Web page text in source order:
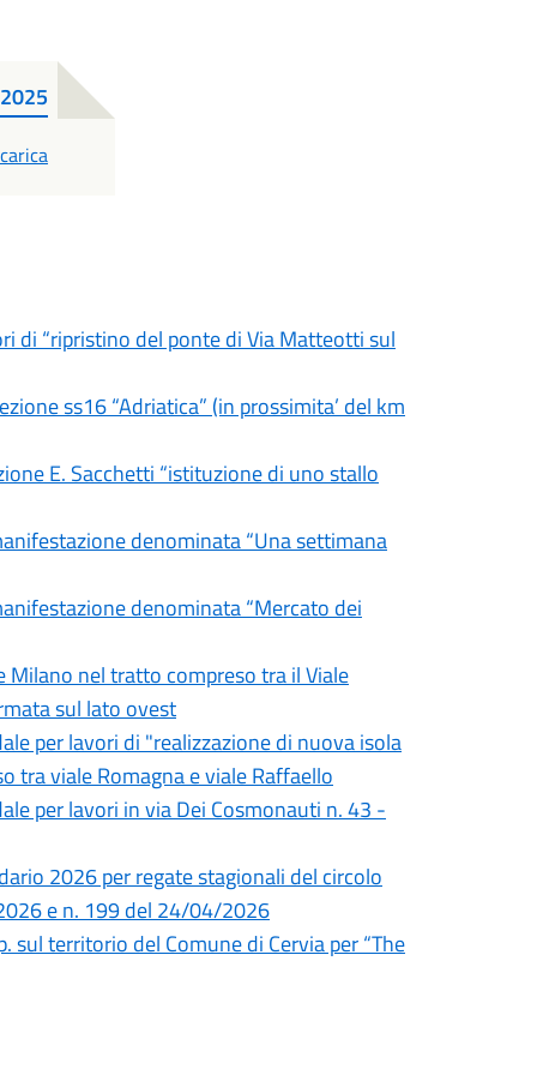
di “ripristino del ponte di Via Matteotti sul
ss16 “Adriatica” (in prossimita’ del km
E. Sacchetti “istituzione di uno stallo
denominata “Una settimana
denominata “Mercato dei
Milano nel tratto compreso tra il Viale
sul lato ovest
per lavori di "realizzazione di nuova isola
tra viale Romagna e viale Raffaello
per lavori in via Dei Cosmonauti n. 43 -
2026 per regate stagionali del circolo
e n. 199 del 24/04/2026
sul territorio del Comune di Cervia per “The